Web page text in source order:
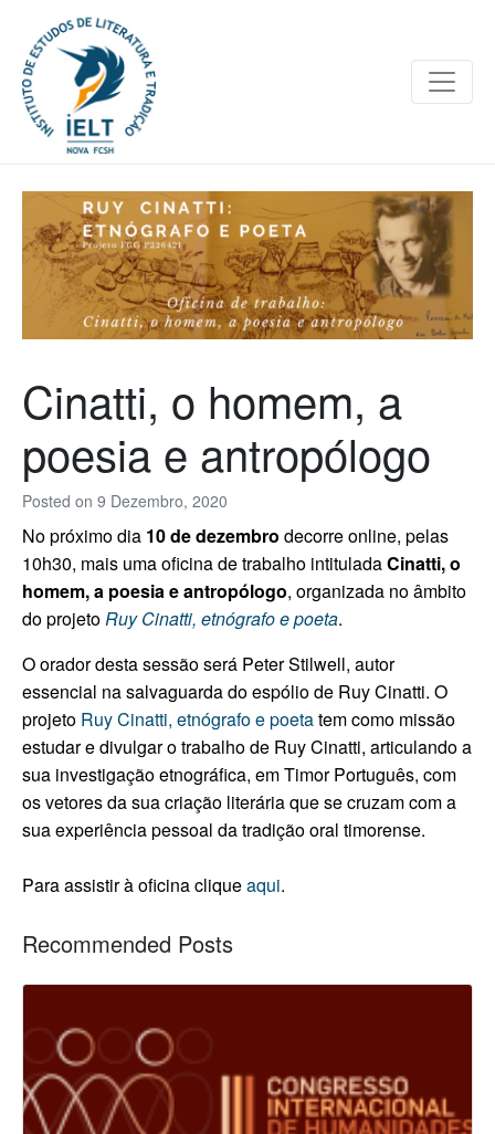
Posted on 9 Dezembro, 2020
Cinatti, o homem, a
poesia e antropólogo
No próximo dia 10 de dezembro decorre online, pelas
10h30, mais uma oficina de trabalho intituladaCinatti, o
homem, a poesia e antropólogo, organizada no âmbito
do projetoRuy Cinatti, etnógrafo e poeta.
O orador desta sessão será Peter Stilwell, autor
essencial na salvaguarda do espólio de Ruy Cinatti. O
projeto Ruy Cinatti, etnógrafo e poetatem como missão
estudar e divulgar o trabalho de Ruy Cinatti, articulando a
sua investigação etnográfica, em Timor Português, com
os vetores da sua criação literária que se cruzam com a
sua experiência pessoal da tradição oral timorense.
Para assistir à oficina cliqueaqui.
Recommended Posts